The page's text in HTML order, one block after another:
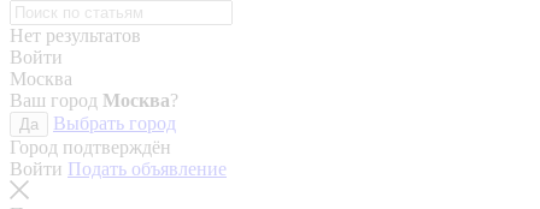
Нет результатов
Войти
Москва
Ваш город Москва?
Да
Выбрать город
Город подтверждён
Войти Подать объявление